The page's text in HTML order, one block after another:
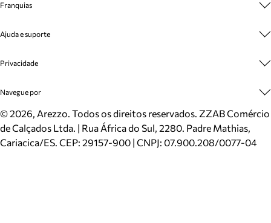
Cashback
Venda Corporativa
Mapa do Site
Inverno
Mundo Arezzo
Franquias
Plano de Negócio
Ajuda e suporte
Cadastro
Meus Pedidos
Trocas e Devoluções
Cartão Presente
Localizador de lojas
Privacidade
Politica e Privacidade
Navegue por
Sapatos
Bolsas
Scarpins
©2026, Arezzo. Todos os direitos reservados. ZZAB Comércio
de Calçados Ltda. | Rua África do Sul, 2280. Padre Mathias,
Cariacica/ES. CEP: 29157-900 | CNPJ: 07.900.208/0077-04